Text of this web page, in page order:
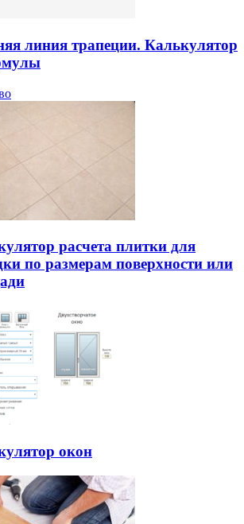
линия трапеции. Калькулятор
расчета плитки для
по размерам поверхности или
окон